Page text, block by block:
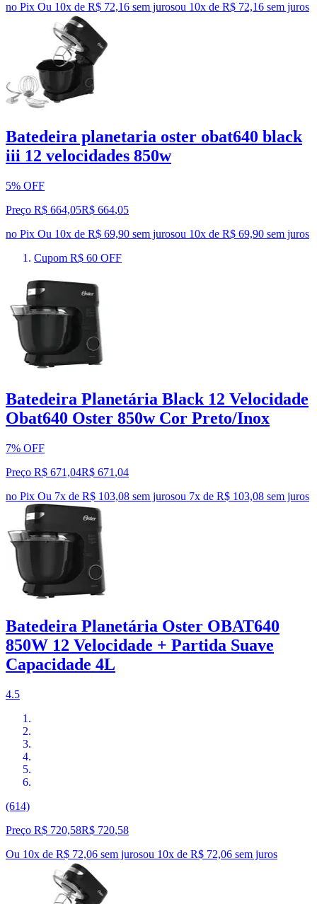
no Pix Ou 10x de R$ 72,16 sem jurosou 10x de R$ 72,16 sem juros
Batedeira planetaria oster obat640 black
iii 12 velocidades 850w
5% OFF
Preço R$ 664,05R$ 664,05
no Pix Ou 10x de R$ 69,90 sem jurosou 10x de R$ 69,90 sem juros
Cupom R$ 60 OFF
Batedeira Planetária Black 12 Velocidade
Obat640 Oster 850w Cor Preto/Inox
7% OFF
Preço R$ 671,04R$ 671 ,04
no Pix Ou 7x de R$ 103,08 sem jurosou 7x de R$ 103,08 sem juros
Batedeira Planetária Oster OBAT640
850W 12 Velocidade + Partida Suave
Capacidade 4L
4.5
(614)
Preço R$ 720,58R$ 720,58
Ou 10x de R$ 72,06 sem jurosou 10x de R$ 72,06 sem juros